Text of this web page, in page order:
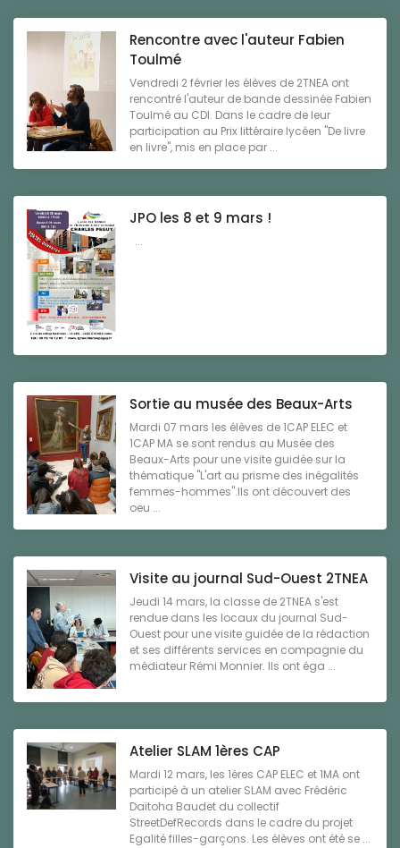
Rencontre avec l'auteur Fabien
Toulmé
Vendredi 2 février les élèves de 2TNEA ont
rencontré l'auteur de bande dessinée Fabien
Toulmé au CDI. Dans le cadre de leur
participation au Prix littéraire lycéen "De livre
en livre", mis en place par ...
JPO les 8 et 9 mars !
...
Sortie au musée des Beaux-Arts
Mardi 07 mars les élèves de 1CAP ELEC et
1CAP MA se sont rendus au Musée des
Beaux-Arts pour une visite guidée sur la
thématique "L'art au prisme des inégalités
femmes-hommes".Ils ont découvert des
oeu ...
Visite au journal Sud-Ouest 2TNEA
Jeudi 14 mars, la classe de 2TNEA s'est
rendue dans les locaux du journal Sud-
Ouest pour une visite guidée de la rédaction
et ses différents services en compagnie du
médiateur Rémi Monnier. Ils ont éga ...
Atelier SLAM 1ères CAP
Mardi 12 mars, les 1ères CAP ELEC et 1MA ont
participé à un atelier SLAM avec Frédéric
Daitoha Baudet du collectif
StreetDefRecords dans le cadre du projet
Egalité filles-garçons. Les élèves ont été se ...